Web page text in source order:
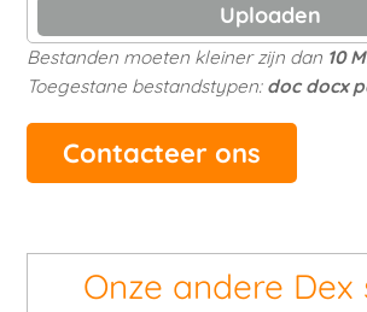
Bestanden moeten kleiner zijn dan 10
Toegestane bestandstypen: doc docx
Onze andere Dex